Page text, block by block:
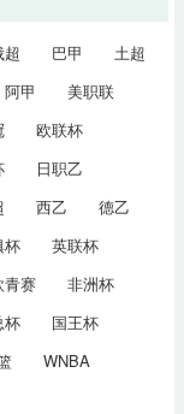
超 巴甲
土超
阿甲
美职联
欧联杯
日职乙
西乙
德乙
杯
英联杯
青赛
非洲杯
杯
国王杯
WNBA